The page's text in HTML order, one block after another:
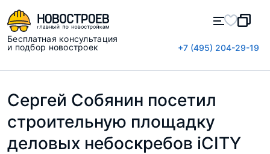
Бесплатная консультация
и подбор новостроек
+7 (495) 204-29-19
Сергей Собянин посетил
строительную площадку
деловых небоскребов iCITY